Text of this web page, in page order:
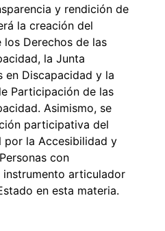
y rendición de
la creación del
Derechos de las
la Junta
en Discapacidad y la
Participación de las
Asimismo, se
participativa del
por la Accesibilidad y
con
articulador
en esta materia.